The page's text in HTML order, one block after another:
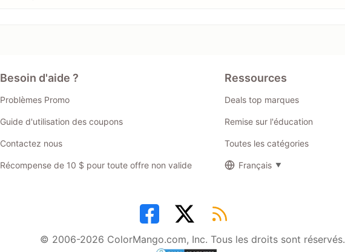
Besoin d'aide ?
Problèmes Promo
Guide d'utilisation des coupons
Contactez nous
Récompense de 10 $ pour toute offre non valide
Ressources
Deals top marques
Remise sur l'éducation
Toutes les catégories
Français
© 2006-2026 ColorMango.com, Inc. Tous les droits sont réservés.